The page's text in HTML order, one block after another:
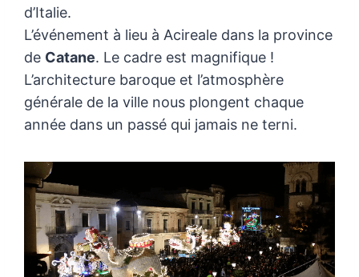
d’Italie.
L’événement à lieu à Acireale dans la province
de Catane. Le cadre est magnifique !
L’architecture baroque et l’atmosphère
générale de la ville nous plongent chaque
année dans un passé qui jamais ne terni.